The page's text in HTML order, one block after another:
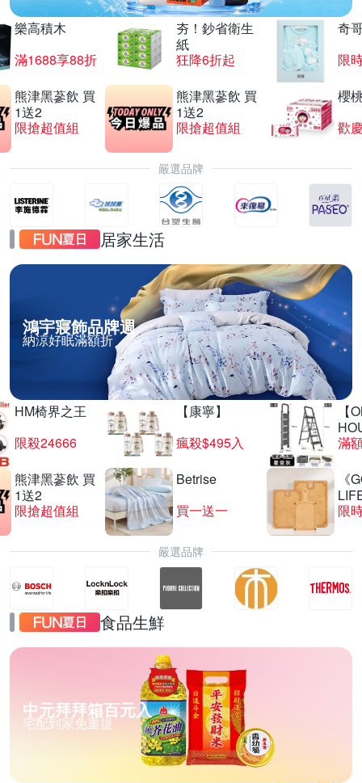
樂高積木
滿1688享88折
夯！鈔省衛生
紙
狂降6折起
奇
限
熊津黑蔘飲 買
1送2
限搶超值組
熊津黑蔘飲 買
1送2
限搶超值組
櫻
歡
嚴選品牌
居家生活
鴻宇寢飾品牌週
納涼好眠滿額折
HM椅界之王
限殺24666
【康寧】
瘋殺$495入
【
滿
熊津黑蔘飲 買
1送2
限搶超值組
Betrise
買一送一
《
限
嚴選品牌
食品生鮮
中元拜拜箱百元入
宅配到家免重提